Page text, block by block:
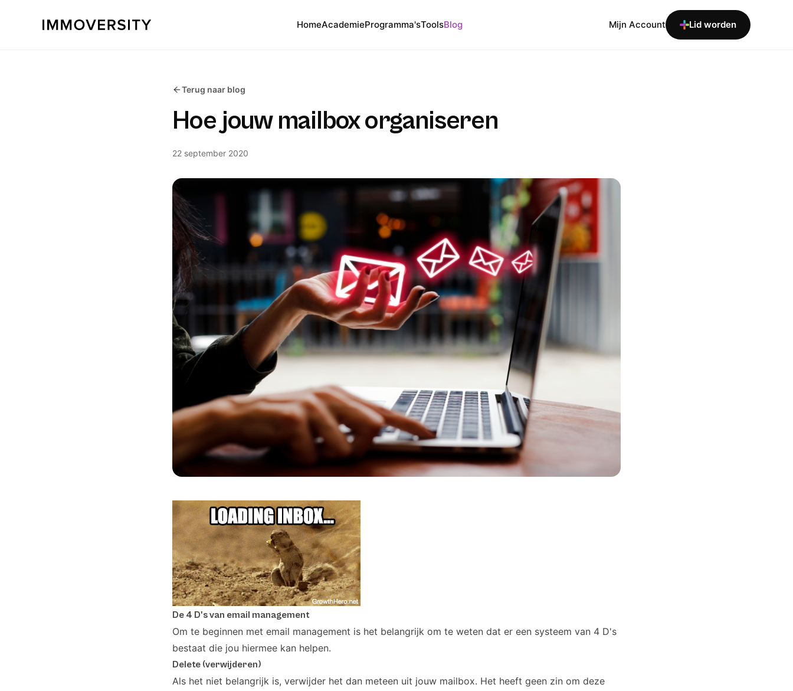
HomeAcademieProgramma'sToolsBlog Mijn Account Lid worden
Terug naar blog
Hoe jouw mailbox organiseren
22 september 2020
De 4 D's van email management
Om te beginnen met email management is het belangrijk om te weten dat er een systeem van 4 D's
bestaat die jou hiermee kan helpen.
Delete (verwijderen)
Als het niet belangrijk is, verwijder het dan meteen uit jouw mailbox. Het heeft geen zin om deze